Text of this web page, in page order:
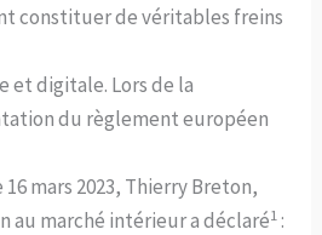
constituer de véritables freins
et digitale. Lors de la
du règlement européen
mars 2023, Thierry Breton,
au marché intérieur a déclaré1 :